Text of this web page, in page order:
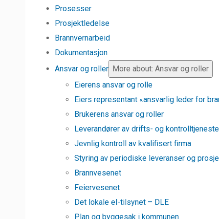
Prosesser
Prosjektledelse
Brannvernarbeid
Dokumentasjon
Ansvar og roller More about: Ansvar og roller
Eierens ansvar og rolle
Eiers representant «ansvarlig leder for
Brukerens ansvar og roller
Leverandører av drifts- og
Jevnlig kontroll av kvalifisert firma
Styring av periodiske leveranser og
Brannvesenet
Feiervesenet
Det lokale el-tilsynet – DLE
Plan og byggesak i kommunen